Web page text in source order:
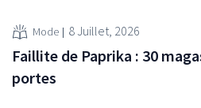
Mode 8 Juillet, 2026
Faillite de Paprika : 30
portes